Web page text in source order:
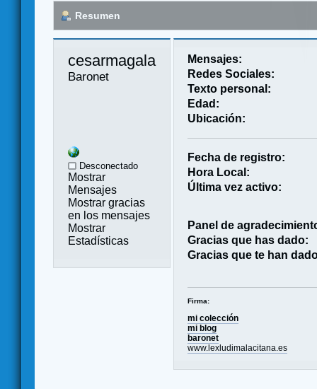
Resumen
Baronet
Desconectado
Mostrar
Mensajes
Mostrar gracias
en los mensajes
Mostrar
Estadísticas
Mensajes:
Redes Sociales:
Texto personal:
Edad:
Ubicación:
Fecha de registro:
Hora Local:
Última vez activo:
Panel de
Gracias que has dado:
Gracias que te han
Firma:
mi colección
mi blog
baronet
www.lexludimalacitana.es